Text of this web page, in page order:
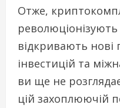
Отже,
відкривають нові
інвестицій та
ви ще не
цій захоплюючій